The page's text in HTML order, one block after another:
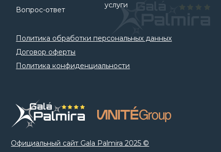
Официальный сайт Gala Palmira 2025 ©
Вопрос-ответ
услуги
Политика обработки персональных данных
Договор оферты
Политика конфиденциальности